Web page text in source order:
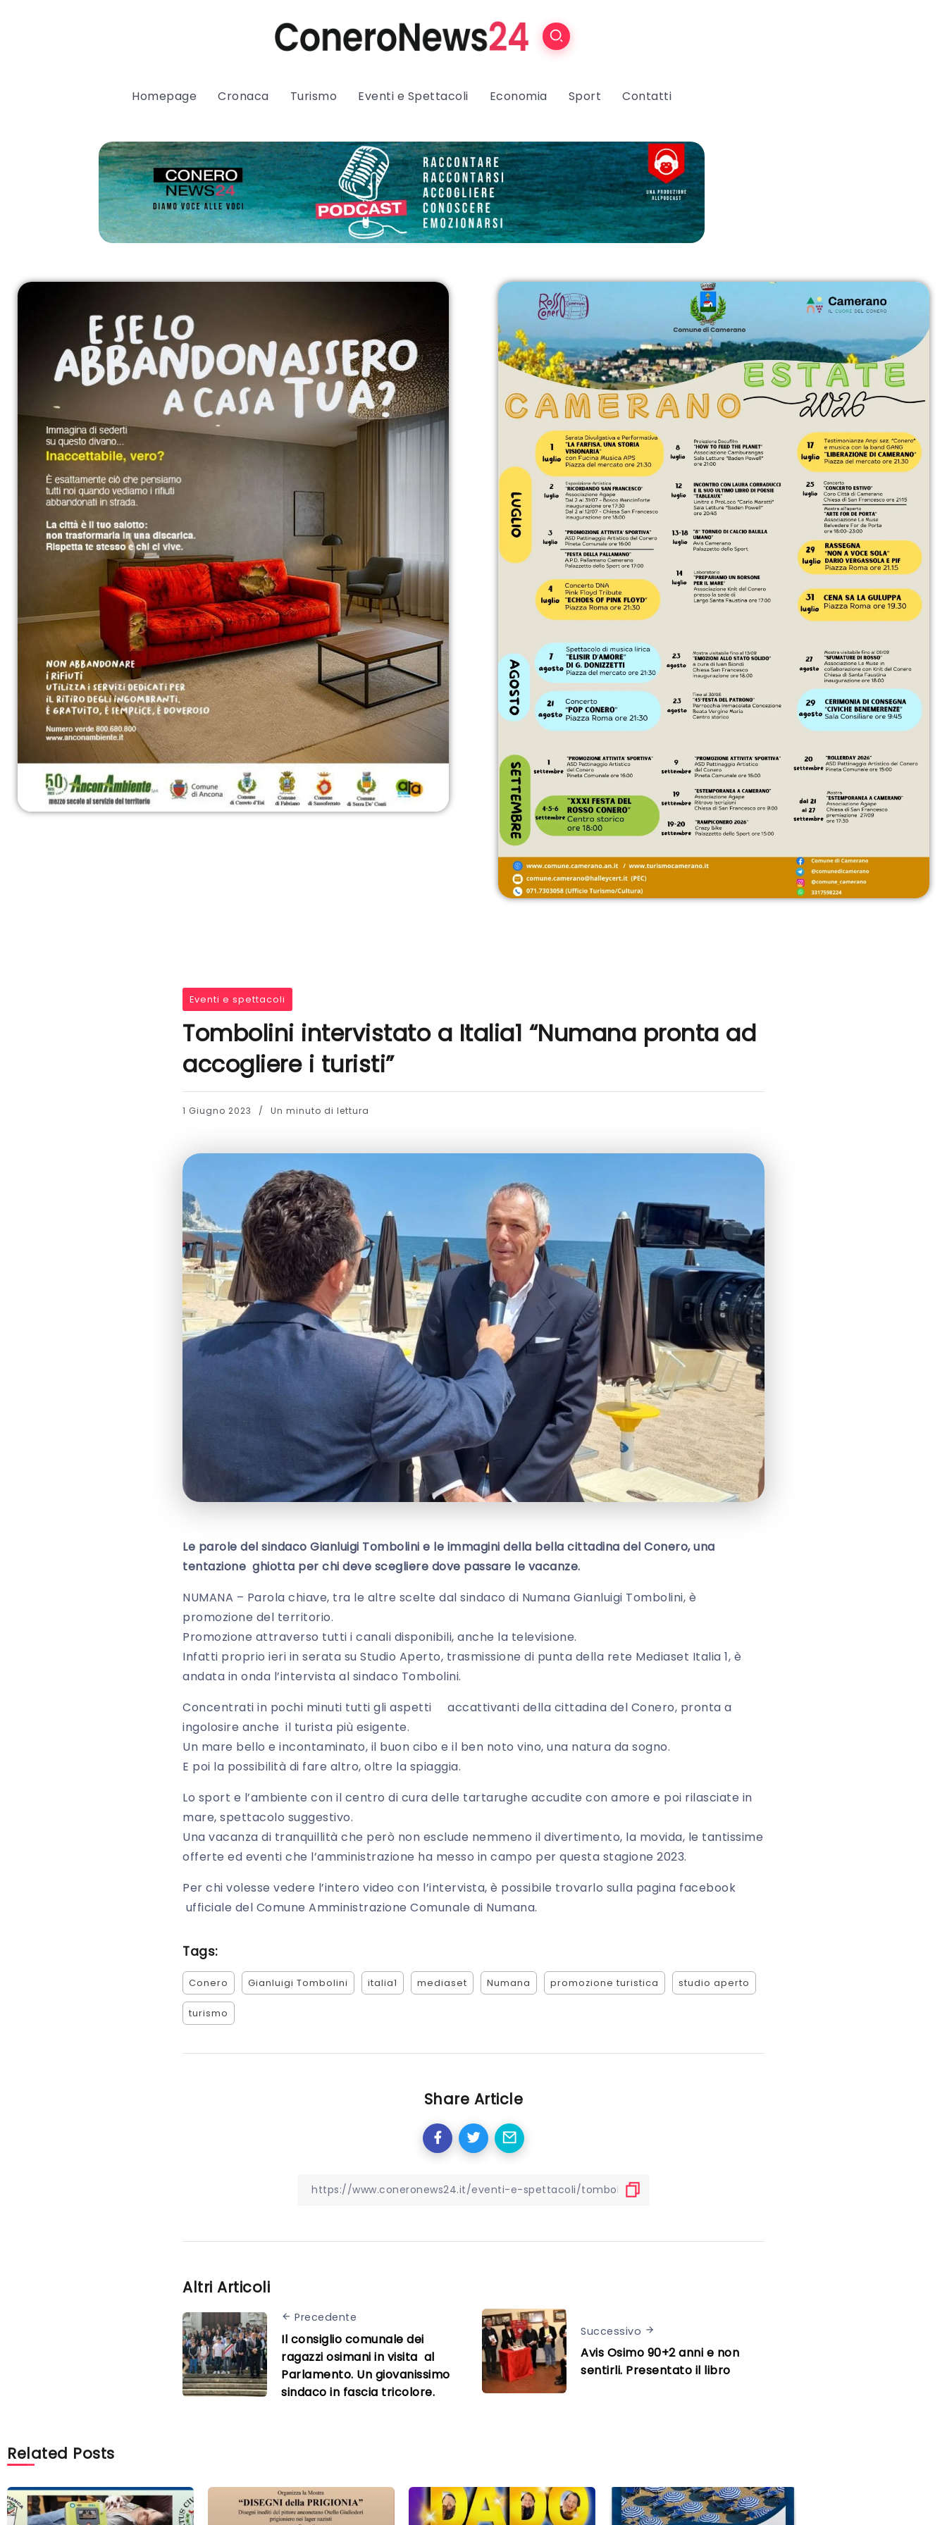
Homepage Cronaca Turismo Eventi e Spettacoli Economia Sport Contatti
Eventi e spettacoli
Tombolini intervistato a Italia1 “Numana pronta ad
accogliere i turisti”
1 Giugno 2023 Un minuto di lettura
Le parole del sindaco Gianluigi Tombolini e le immagini della bella cittadina del Conero, una
tentazione ghiotta per chi deve scegliere dove passare le vacanze.
NUMANA – Parola chiave, tra le altre scelte dal sindaco di Numana Gianluigi Tombolini, è
promozione del territorio.
Promozione attraverso tutti i canali disponibili, anche la televisione.
Infatti proprio ieri in serata su Studio Aperto, trasmissione di punta della rete Mediaset Italia 1, è
andata in onda l’intervista al sindaco Tombolini.
Concentrati in pochi minuti tutti gli aspetti accattivanti della cittadina del Conero, pronta a
ingolosire anche il turista più esigente.
Un mare bello e incontaminato, il buon cibo e il ben noto vino, una natura da sogno.
E poi la possibilità di fare altro, oltre la spiaggia.
Lo sport e l’ambiente con il centro di cura delle tartarughe accudite con amore e poi rilasciate in
mare, spettacolo suggestivo.
Una vacanza di tranquillità che però non esclude nemmeno il divertimento, la movida, le tantissime
offerte ed eventi che l’amministrazione ha messo in campo per questa stagione 2023.
Per chi volesse vedere l’intero video con l’intervista, è possibile trovarlo sulla pagina facebook
ufficiale del Comune Amministrazione Comunale di Numana.
Tags:
Conero Gianluigi Tombolini italia1 mediaset Numana promozione turistica studio aperto
turismo
Share Article
Altri Articoli
Precedente
Il consiglio comunale dei
ragazzi osimani in visita al
Parlamento. Un giovanissimo
sindaco in fascia tricolore.
Successivo
Avis Osimo 90+2 anni e non
sentirli. Presentato il libro
Related Posts